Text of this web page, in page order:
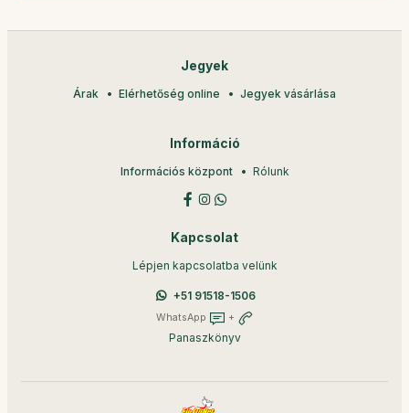
Jegyek
Árak Elérhetőség online Jegyek vásárlása
Információ
Információs központ Rólunk
Kapcsolat
Lépjen kapcsolatba velünk
+51 91518-1506
WhatsApp +
Panaszkönyv